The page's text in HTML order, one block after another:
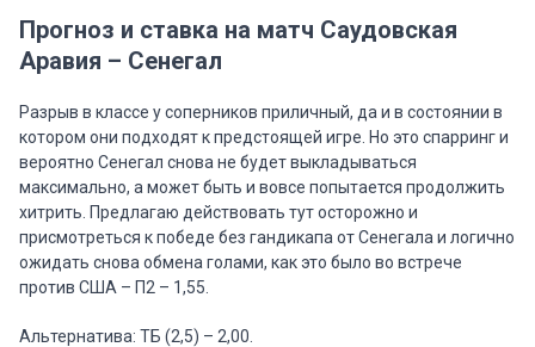
Прогноз и ставка на матч Саудовская
Аравия – Сенегал
Разрыв в классе у соперников приличный, да и в состоянии в
котором они подходят к предстоящей игре. Но это спарринг и
вероятно Сенегал снова не будет выкладываться
максимально, а может быть и вовсе попытается продолжить
хитрить. Предлагаю действовать тут осторожно и
присмотреться к победе без гандикапа от Сенегала и логично
ожидать снова обмена голами, как это было во встрече
против США – П2 – 1,55.
Альтернатива: ТБ (2,5) – 2,00.